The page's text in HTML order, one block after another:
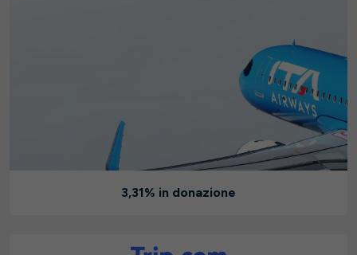
3,31% in donazione